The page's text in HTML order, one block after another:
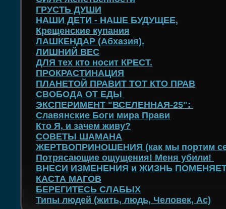
ГРУСТЬ ДУШИ
НАШИ ДЕТИ - НАШЕ БУДУЩЕЕ,
Крещенские купания
ЛАШКЕНДАР (Абхазия).
ЛИШНИЙ ВЕС
ДЛЯ тех кто носит КРЕСТ.
ПРОКРАСТИНАЦИЯ
ПЛАНЕТОЙ ПРАВИТ ТОТ КТО ПРАВ
СВОБОДА ОТ ЕДЫ
ЭКСПЕРИМЕНТ "ВСЕЛЕННАЯ-25":
Славянские Боги мира Прави
Кто Я, и зачем живу?
СОВЕТЫ ШАМАНА
ЖЕРТВОПРИНОШЕНИЯ (как мы портим
Потрясающие ощущения! Меня убили!
ВНЕСИ ИЗМЕНЕНИЯ и ЖИЗНЬ
КАСТА МАГОВ
БЕРЕГИТЕСЬ СЛАБЫХ
Типы людей (жить, людь, Человек, Ас)